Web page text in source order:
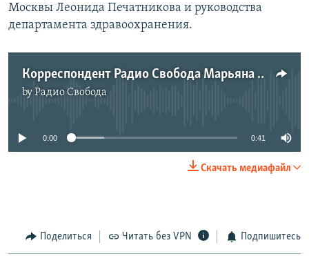
Москвы Леонида Печатникова и руководства
департамента здравоохранения.
Корреспондент Радио Свобода Марьяна Торочешникова об акции медработников в Москве
byРадио Свобода
No media source currently available
0:00 0:41
Скачать медиафайл
Поделиться Читать без VPN Подпишитесь